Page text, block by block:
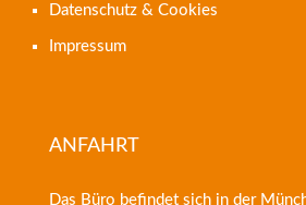
Datenschutz & Cookies
Impressum
ANFAHRT
Das Büro befindet sich in der